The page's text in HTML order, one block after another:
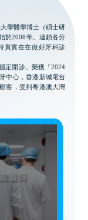
學醫學博士（碩士研
於2008年。連鎖各分
實實在在做好牙科診
定開診。榮獲「2024
中心，香港新城電台
客，受到粵港澳大灣